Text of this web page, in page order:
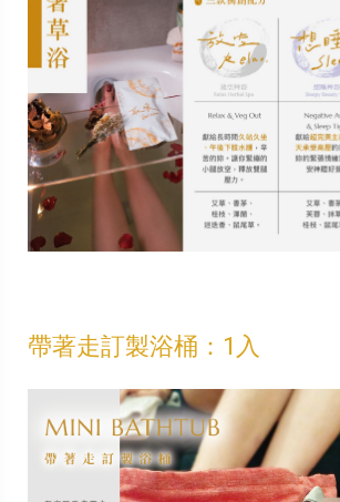
帶著走訂製浴桶：1入